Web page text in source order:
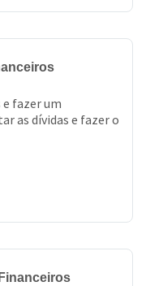
fazer um
as dívidas e fazer o